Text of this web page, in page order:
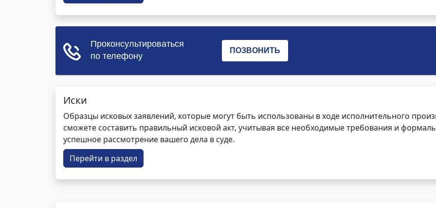
Иски
Образцы исковых заявлений, которые могут быть использованы в ходе исполнительного
сможете составить правильный исковой акт, учитывая все необходимые требования и
успешное рассмотрение вашего дела в суде.
Перейти в раздел